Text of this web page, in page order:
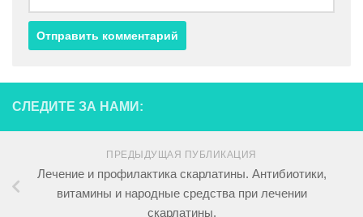
СЛЕДИТЕ ЗА НАМИ:
ПРЕДЫДУЩАЯ ПУБЛИКАЦИЯ
Лечение и профилактика скарлатины. Антибиотики,
витамины и народные средства при лечении
скарлатины.